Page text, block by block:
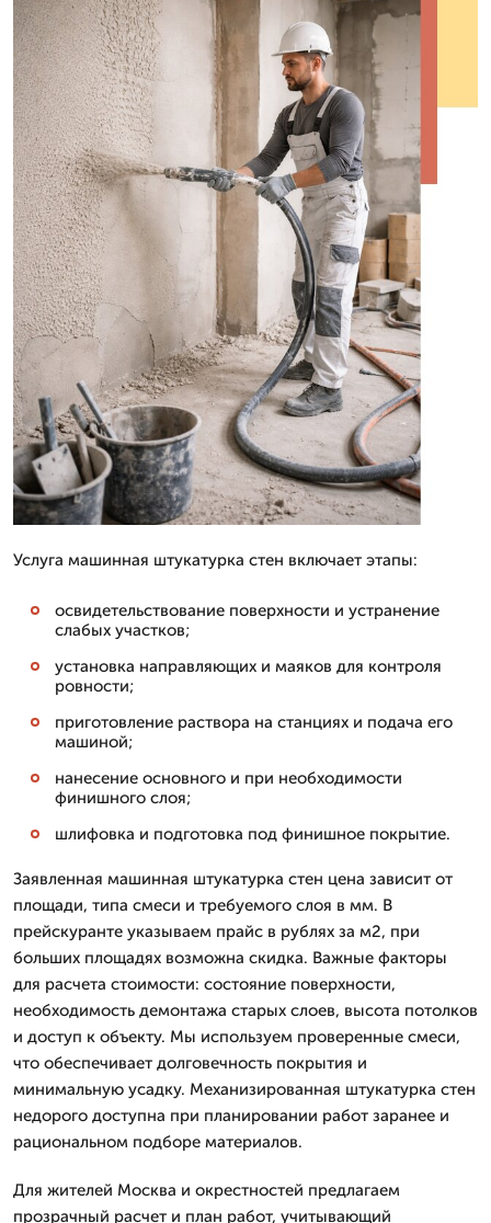
Услуга машинная штукатурка стен включает этапы:
освидетельствование поверхности и устранение
слабых участков;
установка направляющих и маяков для контроля
ровности;
приготовление раствора на станциях и подача его
машиной;
нанесение основного и при необходимости
финишного слоя;
шлифовка и подготовка под финишное покрытие.
Заявленная машинная штукатурка стен цена зависит от
площади, типа смеси и требуемого слоя в мм. В
прейскуранте указываем прайс в рублях за м2, при
больших площадях возможна скидка. Важные факторы
для расчета стоимости: состояние поверхности,
необходимость демонтажа старых слоев, высота потолков
и доступ к объекту. Мы используем проверенные смеси,
что обеспечивает долговечность покрытия и
минимальную усадку. Механизированная штукатурка стен
недорого доступна при планировании работ заранее и
рациональном подборе материалов.
Для жителей Москва и окрестностей предлагаем
прозрачный расчет и план работ, учитывающий